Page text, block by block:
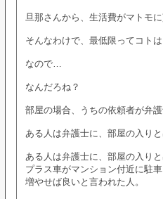
旦那さんから、生活費がマトモ
そんなわけで、最低限ってコト
なので…
なんだろね？
部屋の場合、うちの依頼者が弁
ある人は弁護士に、部屋の入り
ある人は弁護士に、部屋の入り
プラス車がマンション付近に駐
増やせば良いと言われた人。